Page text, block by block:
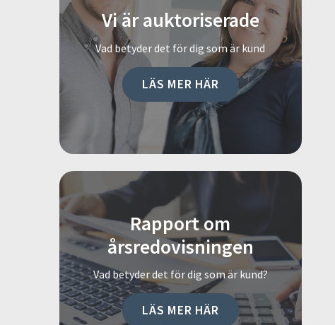
Vi är auktoriserade
Vad betyder det för dig som är kund
LÄS MER HÄR
Rapport om
årsredovisningen
Vad betyder det för dig som är kund?
LÄS MER HÄR